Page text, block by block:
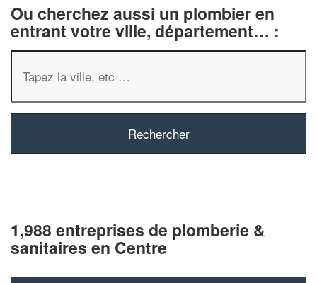
Ou cherchez aussi un plombier en
entrant votre ville, département… :
1,988 entreprises de plomberie &
sanitaires en Centre